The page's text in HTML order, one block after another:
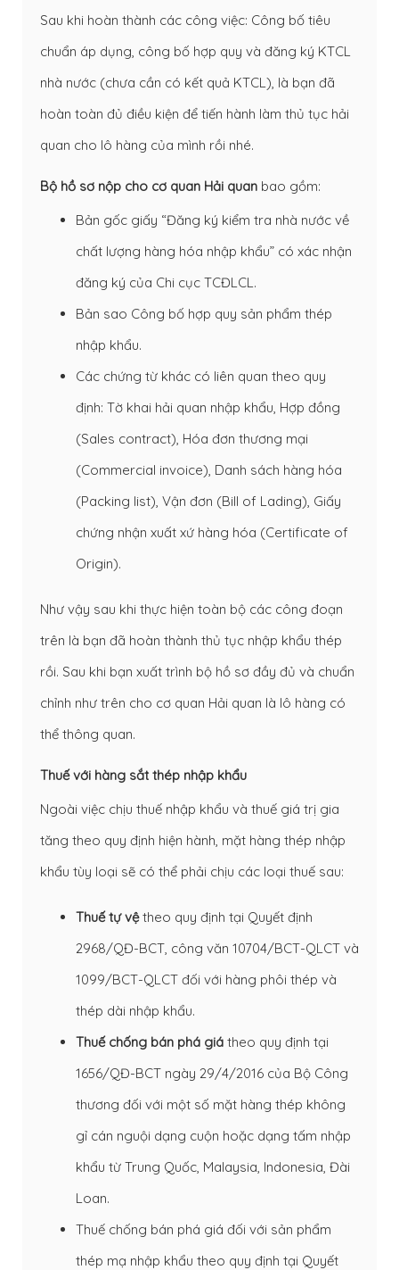
Sau khi hoàn thành các công việc: Công bố tiêu
chuẩn áp dụng, công bố hợp quy và đăng ký KTCL
nhà nước (chưa cần có kết quả KTCL), là bạn đã
hoàn toàn đủ điều kiện để tiến hành làm thủ tục hải
quan cho lô hàng của mình rồi nhé.
Bộ hồ sơ nộp cho cơ quan Hải quan bao gồm:
Bản gốc giấy “Đăng ký kiểm tra nhà nước về
chất lượng hàng hóa nhập khẩu” có xác nhận
đăng ký của Chi cục TCĐLCL.
Bản sao Công bố hợp quy sản phẩm thép
nhập khẩu.
Các chứng từ khác có liên quan theo quy
định: Tờ khai hải quan nhập khẩu, Hợp đồng
(Sales contract), Hóa đơn thương mại
(Commercial invoice), Danh sách hàng hóa
(Packing list), Vận đơn (Bill of Lading), Giấy
chứng nhận xuất xứ hàng hóa (Certificate of
Origin).
Như vậy sau khi thực hiện toàn bộ các công đoạn
trên là bạn đã hoàn thành thủ tục nhập khẩu thép
rồi. Sau khi bạn xuất trình bộ hồ sơ đầy đủ và chuẩn
chỉnh như trên cho cơ quan Hải quan là lô hàng có
thể thông quan.
Thuế với hàng sắt thép nhập khẩu
Ngoài việc chịu thuế nhập khẩu và thuế giá trị gia
tăng theo quy định hiện hành, mặt hàng thép nhập
khẩu tùy loại sẽ có thể phải chịu các loại thuế sau:
Thuế tự vệtheo quy định tại Quyết định
2968/QĐ-BCT, công văn 10704/BCT-QLCT và
1099/BCT-QLCT đối với hàng phôi thép và
thép dài nhập khẩu.
Thuế chống bán phá giá theo quy định tại
1656/QĐ-BCT ngày 29/4/2016 của Bộ Công
thương đối với một số mặt hàng thép không
gỉ cán nguội dạng cuộn hoặc dạng tấm nhập
khẩu từ Trung Quốc, Malaysia, Indonesia, Đài
Loan.
Thuế chống bán phá giá đối với sản phẩm
thép mạ nhập khẩu theo quy định tại Quyết